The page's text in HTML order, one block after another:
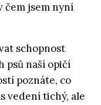
čem jsem nyní
schopnost
psů naší opičí
poznáte, co
vedení tichý, ale